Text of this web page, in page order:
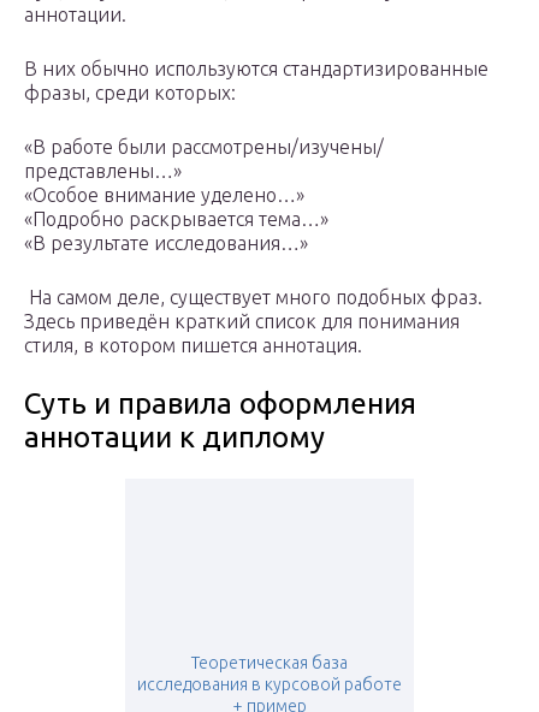
аннотации.
В них обычно используются стандартизированные
фразы, среди которых:
«В работе были рассмотрены/изучены/
представлены…»
«Особое внимание уделено…»
«Подробно раскрывается тема…»
«В результате исследования…»
На самом деле, существует много подобных фраз.
Здесь приведён краткий список для понимания
стиля, в котором пишется аннотация.
Суть и правила оформления
аннотации к диплому
Теоретическая база
исследования в курсовой работе
+ пример